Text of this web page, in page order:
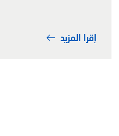
إقرا المزيد